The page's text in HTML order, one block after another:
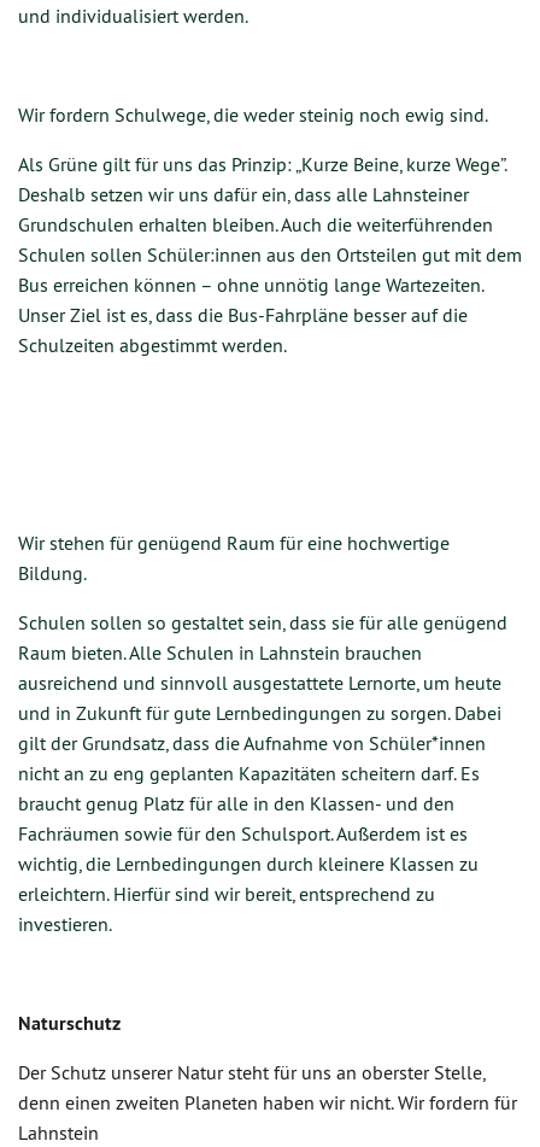
und individualisiert werden.
Wir fordern Schulwege, die weder steinig noch ewig sind.
Als Grüne gilt für uns das Prinzip: „Kurze Beine, kurze Wege”.
Deshalb setzen wir uns dafür ein, dass alle Lahnsteiner
Grundschulen erhalten bleiben. Auch die weiterführenden
Schulen sollen Schüler:innen aus den Ortsteilen gut mit dem
Bus erreichen können – ohne unnötig lange Wartezeiten.
Unser Ziel ist es, dass die Bus-Fahrpläne besser auf die
Schulzeiten abgestimmt werden.
Wir stehen für genügend Raum für eine hochwertige
Bildung.
Schulen sollen so gestaltet sein, dass sie für alle genügend
Raum bieten. Alle Schulen in Lahnstein brauchen
ausreichend und sinnvoll ausgestattete Lernorte, um heute
und in Zukunft für gute Lernbedingungen zu sorgen. Dabei
gilt der Grundsatz, dass die Aufnahme von Schüler*innen
nicht an zu eng geplanten Kapazitäten scheitern darf. Es
braucht genug Platz für alle in den Klassen- und den
Fachräumen sowie für den Schulsport. Außerdem ist es
wichtig, die Lernbedingungen durch kleinere Klassen zu
erleichtern. Hierfür sind wir bereit, entsprechend zu
investieren.
Naturschutz
Der Schutz unserer Natur steht für uns an oberster Stelle,
denn einen zweiten Planeten haben wir nicht. Wir fordern für
Lahnstein